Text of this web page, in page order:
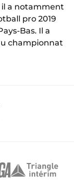
il a notamment
pro 2019
Bas. Il a
championnat